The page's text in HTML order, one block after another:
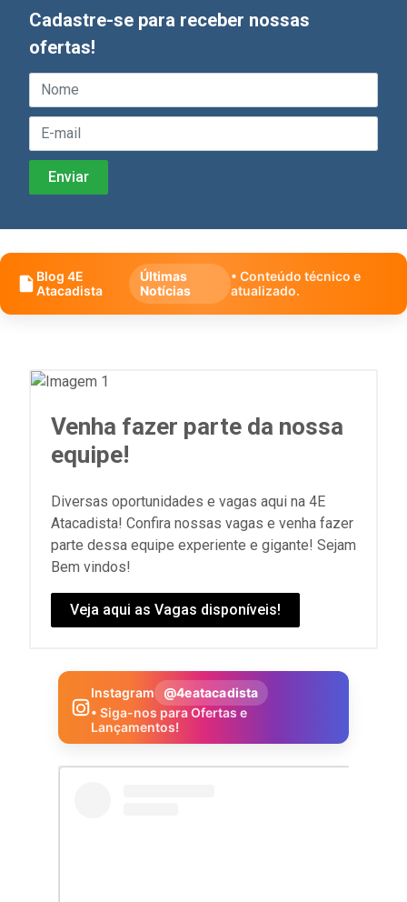
Cadastre-se para receber nossas
ofertas!
Blog 4E
Atacadista
Últimas
Notícias
• Conteúdo técnico e
atualizado.
Venha fazer parte da nossa
equipe!
Diversas oportunidades e vagas aqui na 4E
Atacadista! Confira nossas vagas e venha fazer
parte dessa equipe experiente e gigante! Sejam
Bem vindos!
Veja aqui as Vagas disponíveis!
Instagram
@4eatacadista
• Siga-nos para Ofertas e
Lançamentos!